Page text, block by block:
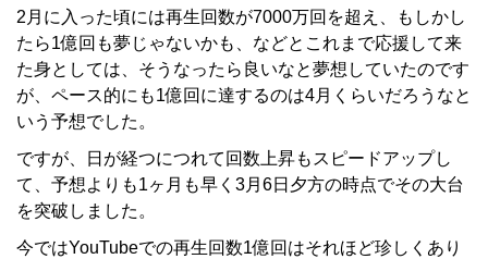
2月に入った頃には再生回数が7000万回を超え、もしかし
たら1億回も夢じゃないかも、などとこれまで応援して来
た身としては、そうなったら良いなと夢想していたのです
が、ペース的にも1億回に達するのは4月くらいだろうなと
いう予想でした。
ですが、日が経つにつれて回数上昇もスピードアップし
て、予想よりも1ヶ月も早く3月6日夕方の時点でその大台
を突破しました。
今ではYouTubeでの再生回数1億回はそれほど珍しくあり